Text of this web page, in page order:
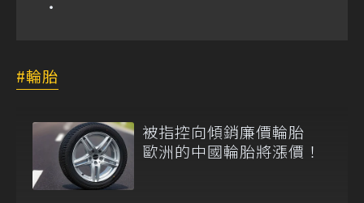
輪胎
被指控向傾銷廉價輪胎
歐洲的中國輪胎將漲價！